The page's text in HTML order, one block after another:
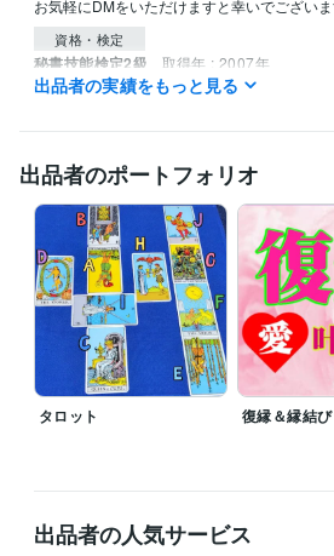
資格・検定
秘書技能検定2級 取得年 : 2007年
占い 遠隔透視 統計学による鑑定
不倫
出品者の実績をもっと見る
出品者のポートフォリオ
タロット 復縁＆縁結び
出品者の人気サービス